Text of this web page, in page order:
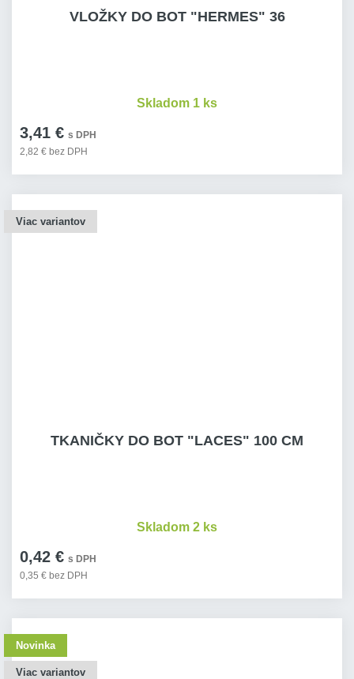
VLOŽKY DO BOT "HERMES" 36
3,41 € s DPH
2,82 € bez DPH
Skladom 1 ks
Viac variantov
TKANIČKY DO BOT "LACES" 100 CM
0,42 € s DPH
0,35 € bez DPH
Skladom 2 ks
Novinka
Viac variantov